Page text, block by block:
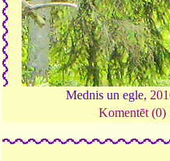
Mednis un egle,
Komentēt (0)